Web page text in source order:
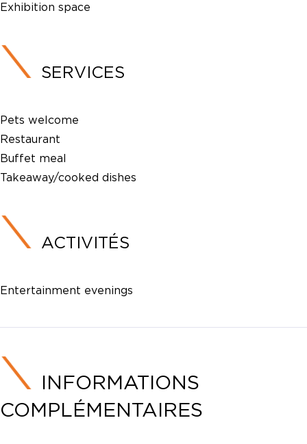
Exhibition space
SERVICES
Pets welcome
Restaurant
Buffet meal
Takeaway/cooked dishes
ACTIVITÉS
Entertainment evenings
INFORMATIONS
COMPLÉMENTAIRES